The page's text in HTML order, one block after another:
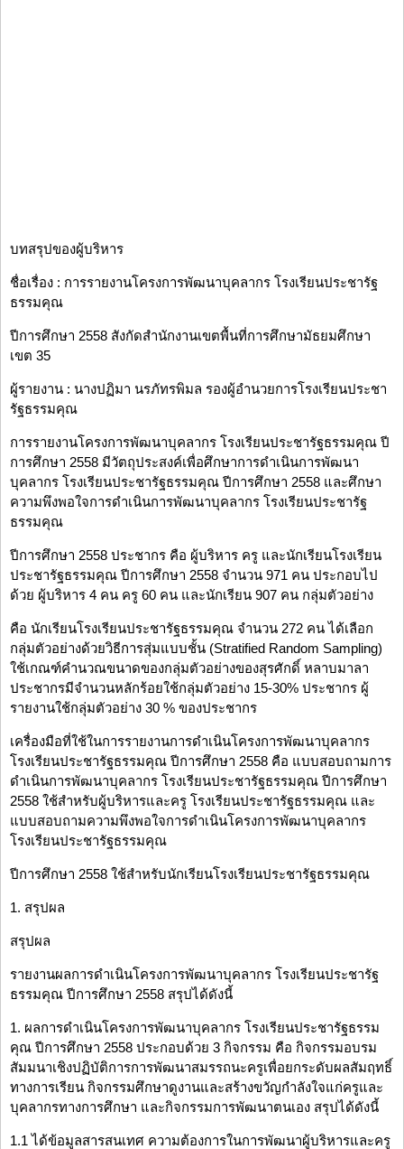
บทสรุปของผู้บริหาร
ชื่อเรื่อง : การรายงานโครงการพัฒนาบุคลากร โรงเรียนประชารัฐ
ธรรมคุณ
ปีการศึกษา 2558 สังกัดสำนักงานเขตพื้นที่การศึกษามัธยมศึกษา
เขต 35
ผู้รายงาน : นางปฏิมา นรภัทรพิมล รองผู้อำนวยการโรงเรียนประชา
รัฐธรรมคุณ
การรายงานโครงการพัฒนาบุคลากร โรงเรียนประชารัฐธรรมคุณ ปี
การศึกษา 2558 มีวัตถุประสงค์เพื่อศึกษาการดำเนินการพัฒนา
บุคลากร โรงเรียนประชารัฐธรรมคุณ ปีการศึกษา 2558 และศึกษา
ความพึงพอใจการดำเนินการพัฒนาบุคลากร โรงเรียนประชารัฐ
ธรรมคุณ
ปีการศึกษา 2558 ประชากร คือ ผู้บริหาร ครู และนักเรียนโรงเรียน
ประชารัฐธรรมคุณ ปีการศึกษา 2558 จำนวน 971 คน ประกอบไป
ด้วย ผู้บริหาร 4 คน ครู 60 คน และนักเรียน 907 คน กลุ่มตัวอย่าง
คือ นักเรียนโรงเรียนประชารัฐธรรมคุณ จำนวน 272 คน ได้เลือก
กลุ่มตัวอย่างด้วยวิธีการสุ่มแบบชั้น (Stratified Random Sampling)
ใช้เกณฑ์คำนวณขนาดของกลุ่มตัวอย่างของสุรศักดิ์ หลาบมาลา
ประชากรมีจำนวนหลักร้อยใช้กลุ่มตัวอย่าง 15-30% ประชากร ผู้
รายงานใช้กลุ่มตัวอย่าง 30 % ของประชากร
เครื่องมือที่ใช้ในการรายงานการดำเนินโครงการพัฒนาบุคลากร
โรงเรียนประชารัฐธรรมคุณ ปีการศึกษา 2558 คือ แบบสอบถามการ
ดำเนินการพัฒนาบุคลากร โรงเรียนประชารัฐธรรมคุณ ปีการศึกษา
2558 ใช้สำหรับผู้บริหารและครู โรงเรียนประชารัฐธรรมคุณ และ
แบบสอบถามความพึงพอใจการดำเนินโครงการพัฒนาบุคลากร
โรงเรียนประชารัฐธรรมคุณ
ปีการศึกษา 2558 ใช้สำหรับนักเรียนโรงเรียนประชารัฐธรรมคุณ
1. สรุปผล
สรุปผล
รายงานผลการดำเนินโครงการพัฒนาบุคลากร โรงเรียนประชารัฐ
ธรรมคุณ ปีการศึกษา 2558 สรุปได้ดังนี้
1. ผลการดำเนินโครงการพัฒนาบุคลากร โรงเรียนประชารัฐธรรม
คุณ ปีการศึกษา 2558 ประกอบด้วย 3 กิจกรรม คือ กิจกรรมอบรม
สัมมนาเชิงปฏิบัติการการพัฒนาสมรรถนะครูเพื่อยกระดับผลสัมฤทธิ์
ทางการเรียน กิจกรรมศึกษาดูงานและสร้างขวัญกำลังใจแก่ครูและ
บุคลากรทางการศึกษา และกิจกรรมการพัฒนาตนเอง สรุปได้ดังนี้
1.1 ได้ข้อมูลสารสนเทศ ความต้องการในการพัฒนาผู้บริหารและครู